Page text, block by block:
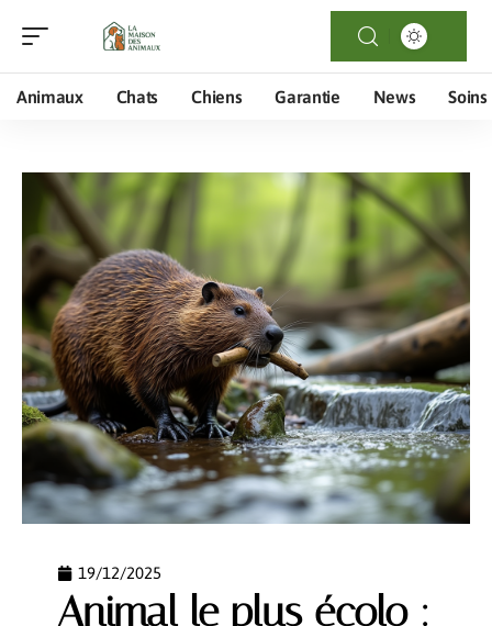
Animaux Chats Chiens Garantie News Soins
19/12/2025
Animal le plus écolo :